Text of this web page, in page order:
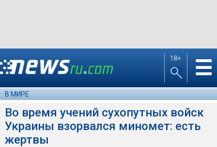
18+ ☰
В МИРЕ
Во время учений сухопутных войск
Украины взорвался миномет: есть
жертвы